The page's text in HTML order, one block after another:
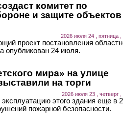
комитет по
и защите объектов
2026 июля 24 , пятница ,
проект постановления
опубликован 24 июля.
мира» на улице
на торги
2026 июля 23 , четверг ,
этого здания еще в
пожарной безопасности.